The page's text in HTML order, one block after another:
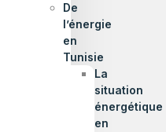
De
l’énergie
en
Tunisie
La
situation
énergétique
en